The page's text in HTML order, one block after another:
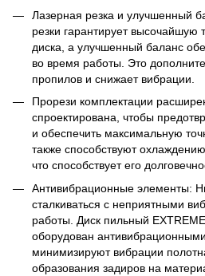
Лазерная резка и улучшенный
резки гарантирует высочайшую
диска, а улучшенный баланс
во время работы. Это
пропилов и снижает вибрации.
Прорези комплектации
спроектирована, чтобы
и обеспечить максимальную
также способствуют
что способствует его
Антивибрационные элементы:
сталкиваться с неприятными
работы. Диск пильный
оборудован
минимизируют вибрации
образования задиров на